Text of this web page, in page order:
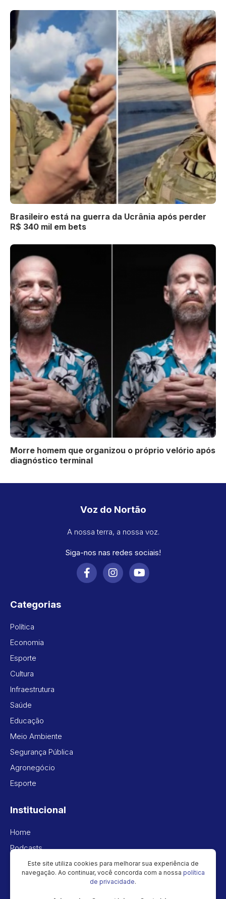
Brasileiro está na guerra da Ucrânia após perder
R$ 340 mil em bets
Morre homem que organizou o próprio velório após
diagnóstico terminal
Voz do Nortão
A nossa terra, a nossa voz.
Siga-nos nas redes sociais!
Categorias
Política
Economia
Esporte
Cultura
Infraestrutura
Saúde
Educação
Meio Ambiente
Segurança Pública
Agronegócio
Esporte
Institucional
Home
Podcasts
Vídeos
Política de privacidade
Este site utiliza cookies para melhorar sua experiência de
navegação. Ao continuar, você concorda com a nossa política
de privacidade.